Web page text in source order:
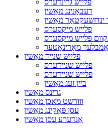
דעבאָנינג מאַשין
ינדזשעקטאָר מאַשין
פלייש מיקסערס
פלייש מיקסערס
מאַרינאַטער
פלייש שנייד מאַשין
פלייש שניידערס
פלייש שניידערס
ביין זעג מאַשין
גרינס מאַשין
ווורשט מאכן מאַשין
עסן פּאַקינג מאַשין
אַנדערע עסן מאַשין